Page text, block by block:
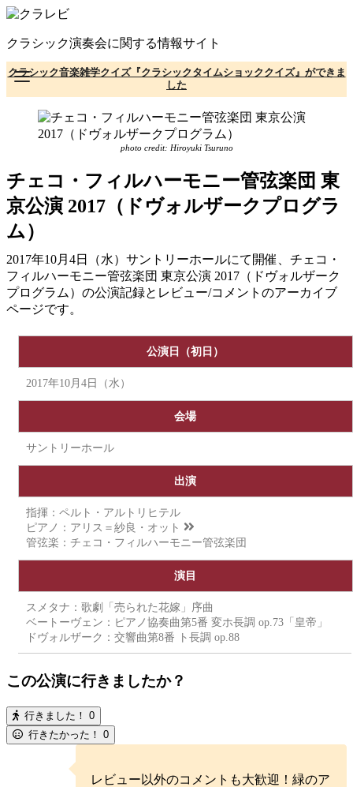
コ
テ
ン
ツ
へ
クラシック演奏会に関する情報サイト
クラシック音楽雑学クイズ『クラシックタイムショッククイズ』ができま
した
photo credit: Hiroyuki Tsuruno
チェコ・フィルハーモニー管弦楽団 東
京公演 2017（ドヴォルザークプログラ
ム）
2017年10月4日（水）サントリーホールにて開催、チェコ・
フィルハーモニー管弦楽団 東京公演 2017（ドヴォルザーク
プログラム）の公演記録とレビュー/コメントのアーカイブ
ページです。
公演日（初日）
2017年10月4日（水）
会場
サントリーホール
出演
指揮：ペルト・アルトリヒテル
ピアノ： アリス＝紗良・オット
管弦楽：チェコ・フィルハーモニー管弦楽団
演目
スメタナ：歌劇「売られた花嫁」序曲
ベートーヴェン：ピアノ協奏曲第5番 変ホ長調 op.73「皇帝」
ドヴォルザーク：交響曲第8番 ト長調 op.88
この公演に行きましたか？
行きました！ 0
行きたかった！ 0
レビュー以外のコメントも大歓迎！緑のア